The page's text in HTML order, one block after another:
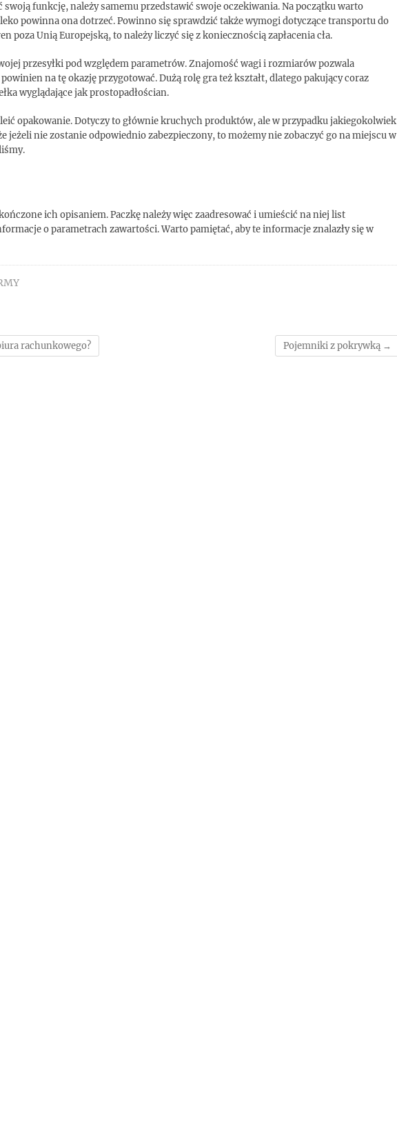
swoją funkcję, należy samemu przedstawić swoje oczekiwania. Na początku warto
powinna ona dotrzeć. Powinno się sprawdzić także wymogi dotyczące transportu do
poza Unią Europejską, to należy liczyć się z koniecznością zapłacenia cła.
przesyłki pod względem parametrów. Znajomość wagi i rozmiarów pozwala
na tę okazję przygotować. Dużą rolę gra też kształt, dlatego pakujący coraz
wyglądające jak prostopadłościan.
opakowanie. Dotyczy to głównie kruchych produktów, ale w przypadku jakiegokolwiek
jeżeli nie zostanie odpowiednio zabezpieczony, to możemy nie zobaczyć go na miejscu w
ich opisaniem. Paczkę należy więc zaadresować i umieścić na niej list
o parametrach zawartości. Warto pamiętać, aby te informacje znalazły się w
rachunkowego? Pojemniki z pokrywką →